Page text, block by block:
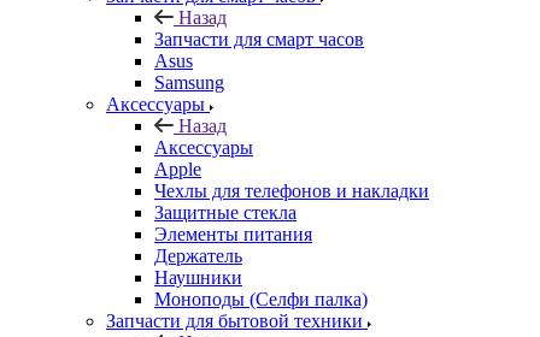
Назад
Запчасти для смарт часов
Asus
Samsung
Аксессуары
Назад
Аксессуары
Apple
Чехлы для телефонов и накладки
Защитные стекла
Элементы питания
Держатель
Наушники
Моноподы (Селфи палка)
Запчасти для бытовой техники